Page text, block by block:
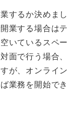
するか決めまし
業する場合はテ
いているスペー
面で行う場合、
が、オンライン
業務を開始でき